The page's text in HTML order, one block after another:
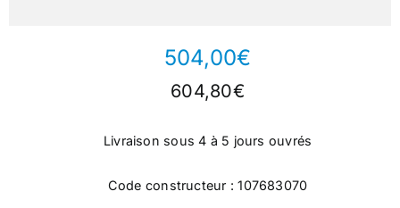
504,00€
604,80€
Livraison sous 4 à 5 jours ouvrés
Code constructeur : 107683070